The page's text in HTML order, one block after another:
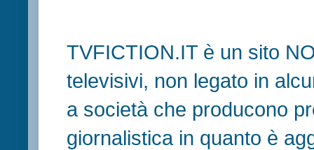
TVFICTION.IT è un sito
televisivi, non legato in
a società che producono
giornalistica in quanto è